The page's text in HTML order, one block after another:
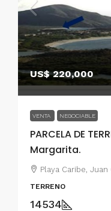
US$ 220,000
VENTA NEGOCIABLE
PARCELA DE
Margarita.
Playa Caribe,
TERRENO
14534